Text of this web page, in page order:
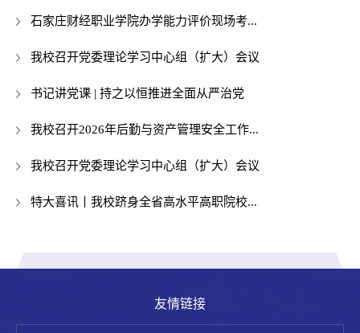
石家庄财经职业学院办学能力评价现场考...
我校召开党委理论学习中心组（扩大）会议
书记讲党课 | 持之以恒推进全面从严治党
我校召开2026年后勤与资产管理安全工作...
我校召开党委理论学习中心组（扩大）会议
特大喜讯丨我校跻身全省高水平高职院校...
友情链接